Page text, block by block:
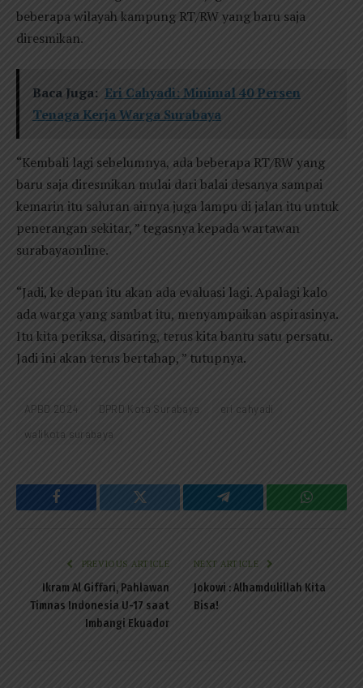
beberapa wilayah kampung RT/RW yang baru saja
diresmikan.
Baca Juga: Eri Cahyadi: Minimal 40 Persen
Tenaga Kerja Warga Surabaya
“Kembali lagi sebelumnya, ada beberapa RT/RW yang
baru saja diresmikan mulai dari balai desanya sampai
kemarin itu saluran airnya juga lampu di jalan itu untuk
penerangan sekitar, ” tegasnya kepada wartawan
surabayaonline.
“Jadi, ke depan itu akan ada evaluasi lagi. Apalagi kalo
ada warga yang sambat itu, menyampaikan aspirasinya.
Itu kita periksa, disaring, terus kita bantu satu persatu.
Jadi ini akan terus bertahap, ” tutupnya.
APBD 2024 DPRD Kota Surabaya
eri cahyadi
walikota surabaya
Facebook Twitter Telegram
PREVIOUS ARTICLE
Ikram Al Giffari, Pahlawan
Timnas Indonesia U-17 saat
Imbangi Ekuador
NEXT ARTICLE
Jokowi : Alhamdulillah Kita
Bisa!